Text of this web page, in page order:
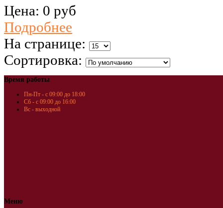
Цена: 0 руб
Подробнее
На странице:
Сортировка:
Время работы
Пн-Пт - с 09:00 до 18:00
Сб - с 09:00 до 16:00
Вс - выходной
Меню